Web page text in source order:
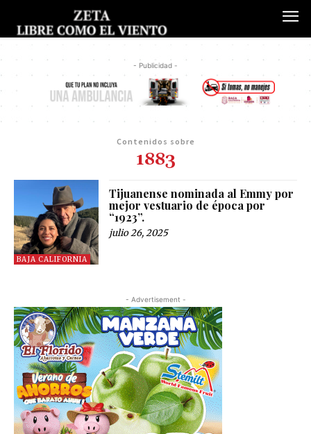
- Publicidad -
Contenidos sobre
1883
BAJA CALIFORNIA
Tijuanense nominada al Emmy por
mejor vestuario de época por
“1923”.
julio 26, 2025
- Advertisement -